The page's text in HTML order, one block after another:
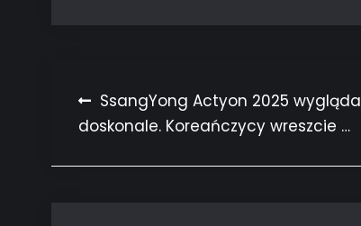
Nawigacja
wpisu
SsangYong Actyon 2025 wygląda
doskonale. Koreańczycy wreszcie …